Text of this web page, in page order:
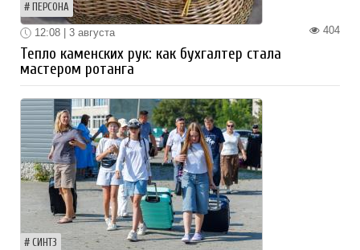
ПЕРСОНА
404
12:08 | 3 августа
Тепло каменских рук: как бухгалтер стала
мастером ротанга
СИНТЗ